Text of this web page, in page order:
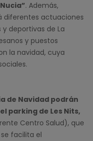
. Además,
diferentes actuaciones
deportivas de La
y puestos
la navidad, cuya
de Navidad podrán
parking de Les Nits,
Centro Salud), que
facilita el